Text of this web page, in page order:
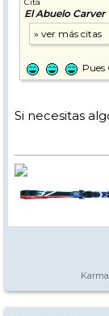
Cita
El Abuelo Carver
Pues
Si necesitas